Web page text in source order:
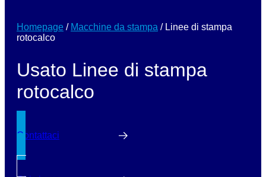
Homepage / Macchine da stampa / Linee di stampa
rotocalco
Usato Linee di stampa
rotocalco
Contattaci